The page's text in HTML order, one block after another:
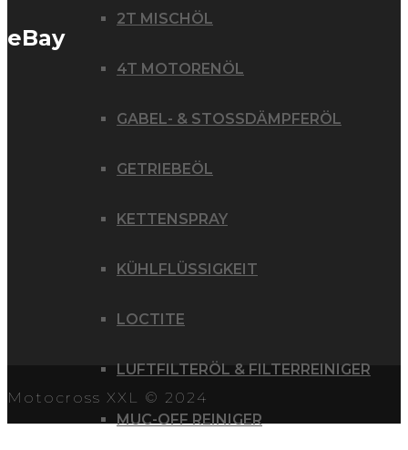
2T MISCHÖL
4T MOTORENÖL
GABEL- & STOSSDÄMPFERÖL
GETRIEBEÖL
KETTENSPRAY
KÜHLFLÜSSIGKEIT
LOCTITE
LUFTFILTERÖL & FILTERREINIGER
MUC-OFF REINIGER
eBay
Motocross XXL © 2024